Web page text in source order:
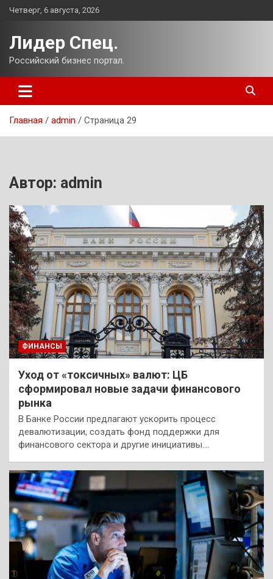
Перейти
Четверг, 6 августа, 2026
Лидер Спец.
Российский бизнес портал.
Главная admin Страница 29
Автор: admin
ФИНАНСЫ
Уход от «токсичных» валют: ЦБ
сформировал новые задачи финансового
рынка
В Банке России предлагают ускорить процесс
девалютизации, создать фонд поддержки для
финансового сектора и другие инициативы.…